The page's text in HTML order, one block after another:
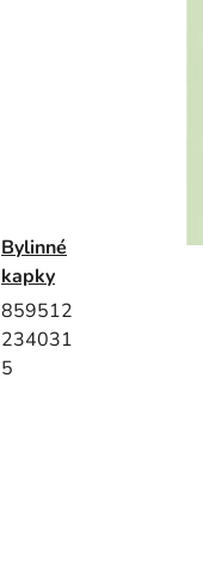
Bylinné
kapky
859512
234031
5